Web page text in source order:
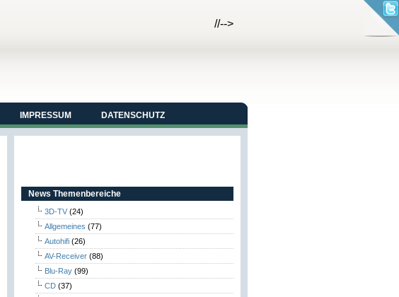
//-->
IMPRESSUM DATENSCHUTZ
News Themenbereiche
3D-TV (24)
Allgemeines (77)
Autohifi (26)
AV-Receiver (88)
Blu-Ray (99)
CD (37)